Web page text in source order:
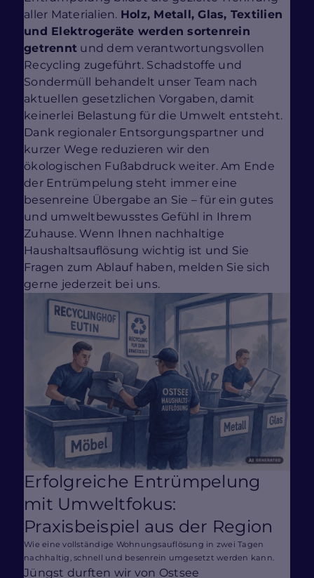
aller Materialien. Holz, Metall, Glas, Textilien
und Elektrogeräte werden sortenrein
getrennt und dem verantwortungsvollen
Recycling zugeführt. Schadstoffe und
Sondermüll behandelt unser Team nach
aktuellen gesetzlichen Vorgaben, damit
keinerlei Belastung für die Umwelt entsteht.
Dank regionaler Entsorgungspartner und
kurzer Wege reduzieren wir den
ökologischen Fußabdruck weiter. Am Ende
der Entrümpelung steht immer eine
besenreine Übergabe an Sie – für ein gutes
und umweltbewusstes Gefühl in Ihrem
Zuhause. Wenn Ihnen nachhaltige
Haushaltsauflösung wichtig ist und Sie
Fragen zum Ablauf haben, melden Sie sich
gerne jederzeit bei uns.
Erfolgreiche Entrümpelung
mit Umweltfokus:
Praxisbeispiel aus der Region
Wie eine vollständige Wohnungsauflösung in zwei Tagen
nachhaltig, schnell und besenrein umgesetzt werden kann.
Jüngst durften wir von Ostsee